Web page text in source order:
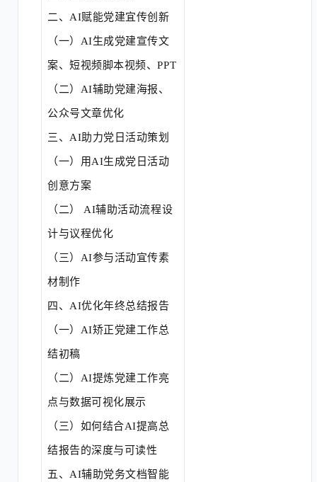
二、 AI赋能党建宜传创新
（一） AI生成党建宣传文
案、短视频脚本视频、PPT
（二） AI辅助党建海报、
公众号文章优化
三、 AI助力党日活动策划
（一） 用AI生成党日活动
创意方案
（二） AI辅助活动流程设
计与议程优化
（三） AI参与活动宜传素
材制作
四、 AI优化年终总结报告
（一） AI矫正党建工作总
结初稿
（二） AI提炼党建工作亮
点与数据可视化展示
（三） 如何结合AI提高总
结报告的深度与可读性
五、 AI辅助党务文档智能